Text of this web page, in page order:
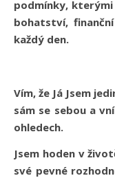
podmínky,
bohatství,
každý den.
Vím, že Já Jsem
sám se sebou a
ohledech.
Jsem hoden v
své pevné